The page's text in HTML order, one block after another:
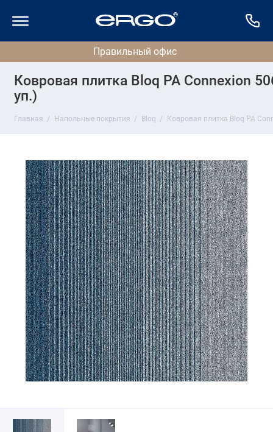
Ковровая плитка Bloq PA Connexion
уп.)
Главная Напольные покрытия Bloq Ковровая плитка Bloq PA